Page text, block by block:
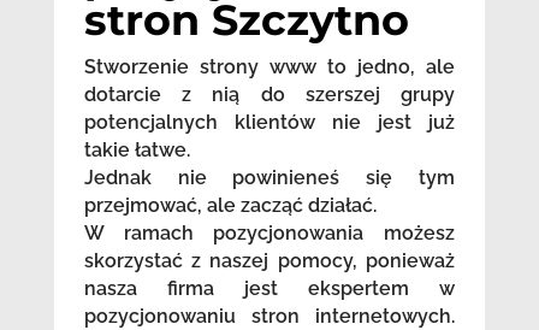
stron Szczytno
Stworzenie strony www to jedno, ale
dotarcie z nią do szerszej grupy
potencjalnych klientów nie jest już
takie łatwe.
Jednak nie powinieneś się tym
przejmować, ale zacząć działać.
W ramach pozycjonowania możesz
skorzystać z naszej pomocy, ponieważ
nasza firma jest ekspertem w
pozycjonowaniu stron internetowych.